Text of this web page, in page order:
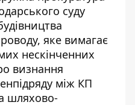
суду
яке вимагає
нескінченних
визнання
між КП
шляхово-